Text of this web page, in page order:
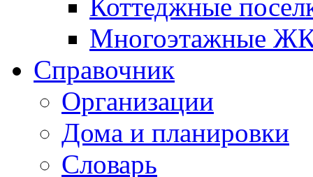
Коттеджные
Многоэтажные
Справочник
Организации
Дома и планировки
Словарь